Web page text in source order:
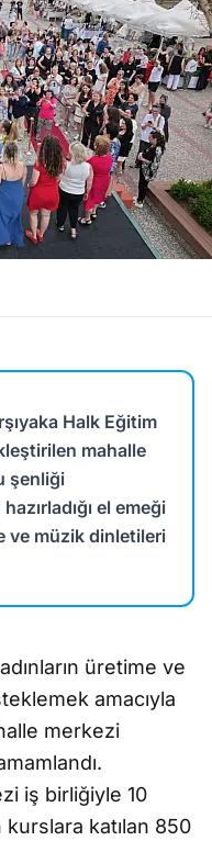
Halk Eğitim
mahalle
şenliği
el emeği
ve müzik dinletileri
üretime ve
amacıyla
merkezi
iş birliğiyle 10
katılan 850